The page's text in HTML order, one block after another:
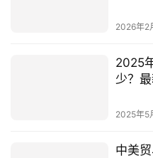
2026年2
2025
少？
2025年5
中美